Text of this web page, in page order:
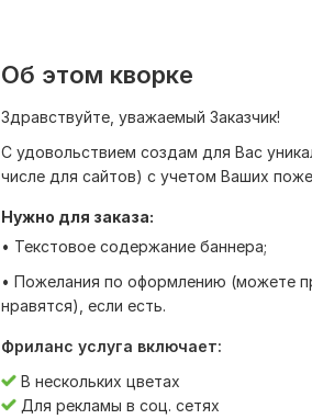
Об этом кворке
Здравствуйте, уважаемый Заказчик!
С удовольствием создам для Вас
числе для сайтов) с учетом Ваших
Нужно для заказа:
• Текстовое содержание баннера;
• Пожелания по оформлению (можете
нравятся), если есть.
Фриланс услуга включает:
В нескольких цветах
Для рекламы в соц. сетях